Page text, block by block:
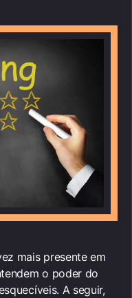
mais presente em
o poder do
A seguir,